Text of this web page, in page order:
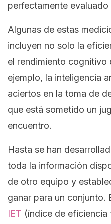
perfectamente evaluado
Algunas de estas
incluyen no solo la
el rendimiento cognitivo
ejemplo, la inteligencia
aciertos en la toma de
que está sometido un
encuentro.
Hasta se han
toda la información
de otro equipo y
ganar para un conjunto.
IET (índice de eficiencia